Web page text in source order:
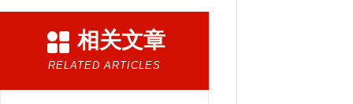
相关文章
RELATED ARTICLES